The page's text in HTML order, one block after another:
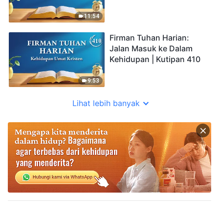
11:54
9:53
Firman Tuhan Harian:
Jalan Masuk ke Dalam
Kehidupan | Kutipan 410
Lihat lebih banyak